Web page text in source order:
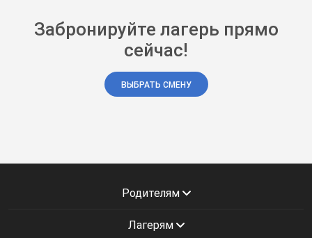
Забронируйте лагерь прямо
сейчас!
ВЫБРАТЬ СМЕНУ
Родителям
Лагерям